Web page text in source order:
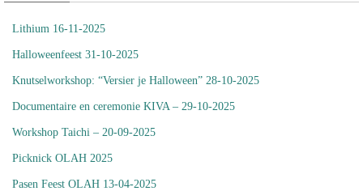
Lithium 16-11-2025
Halloweenfeest 31-10-2025
Knutselworkshop: “Versier je Halloween” 28-10-2025
Documentaire en ceremonie KIVA – 29-10-2025
Workshop Taichi – 20-09-2025
Picknick OLAH 2025
Pasen Feest OLAH 13-04-2025